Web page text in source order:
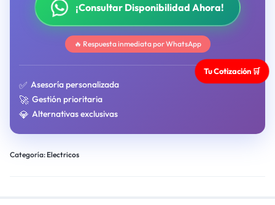
¡Consultar Disponibilidad Ahora!
🔥 Respuesta inmediata por WhatsApp
✅ Asesoría personalizada
🚀 Gestión prioritaria
💎 Alternativas exclusivas
Categoría: Electricos
Tu Cotización 🛒